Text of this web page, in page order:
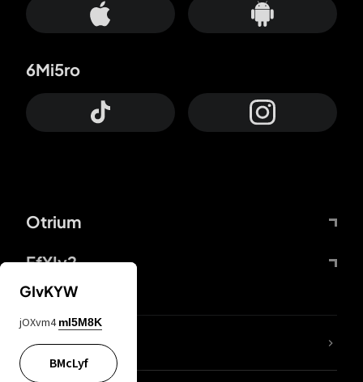
Otrium
FfYIy2
6Mi5ro
Lj7sBL
GIvKYW
jOXvm4 mI5M8K
BMcLyf